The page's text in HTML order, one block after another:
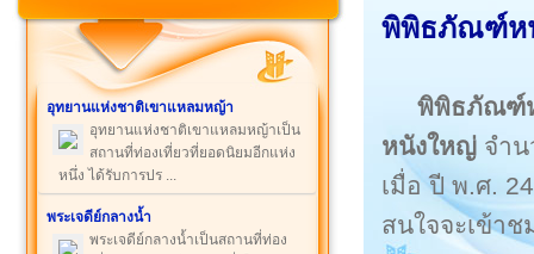
อุทยานแห่งชาติเขาแหลมหญ้า
อุทยานแห่งชาติเขาแหลมหญ้าเป็น
สถานที่ท่องเที่ยวที่ยอดนิยมอีกแห่ง
หนึ่ง ได้รับการปร ...
พระเจดีย์กลางน้ำ
พระเจดีย์กลางน้ำเป็นสถานที่ท่อง
พิพิธภัณฑ์ห
พิพิธภัณฑ์
หนังใหญ่ จำ
เมื่อ ปี พ.ศ.
สนใจจะเข้า